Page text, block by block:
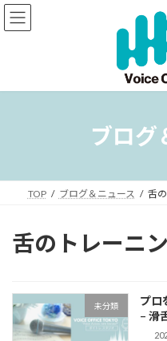
コ
ン
ナ
ビ
ブログ
TOP ブログ＆ニュース 舌
舌のトレーニ
未分類
プロ
– 滑